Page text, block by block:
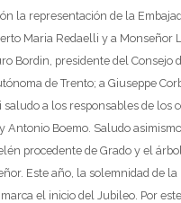
la representación de la
Maria Redaelli y a Monseñor
Bordin, presidente del Consejo
de Trento; a Giuseppe
saludo a los responsables de los
Antonio Boemo. Saludo
procedente de Grado y el
Este año, la solemnidad de
el inicio del Jubileo. Por